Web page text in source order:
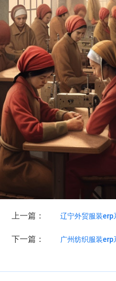
上一篇： 辽宁外贸服装erp
下一篇： 广州纺织服装erp